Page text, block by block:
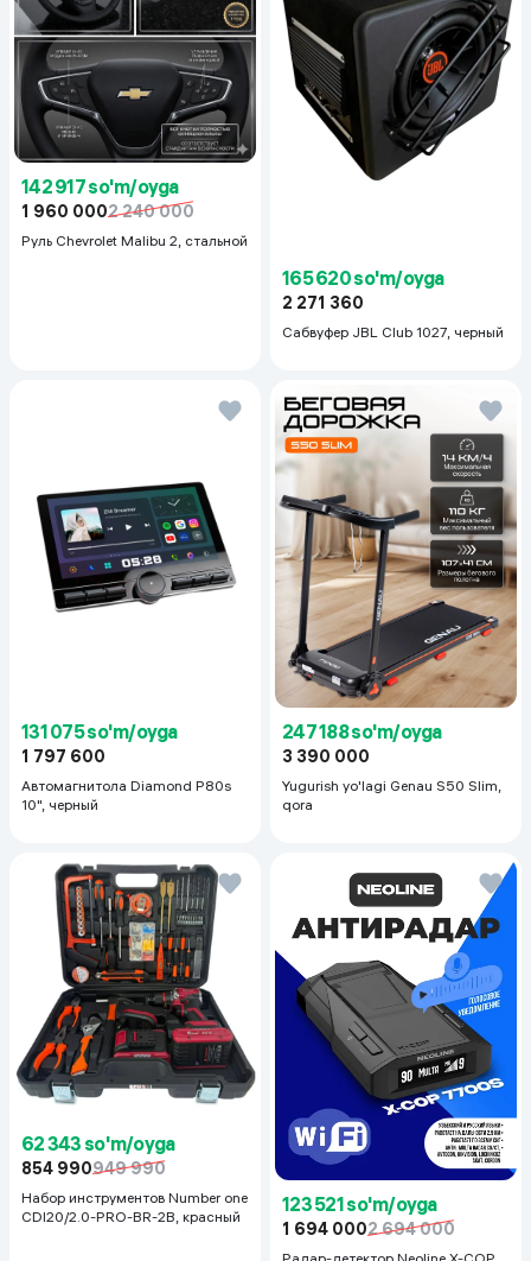
142 917 so'm/oyga
1 960 0002 240 000
Руль Chevrolet Malibu 2, cтальной
165 620 so'm/oyga
2 271 360
Сабвуфер JBL Club 1027, черный
131 075 so'm/oyga
1 797 600
Автомагнитола Diamond P80s
10", черный
247 188 so'm/oyga
3 390 000
Yugurish yo'lagi Genau S50 Slim,
qora
62 343 so'm/oyga
854 990949 990
Набор инструментов Number one
CDI20/2.0-PRO-BR-2B, красный
123 521 so'm/oyga
1 694 0002 694 000